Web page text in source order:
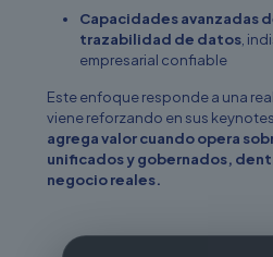
Capacidades avanzadas
trazabilidad de datos ,
empresarial confiable
Este enfoque responde a una
viene reforzando en sus
agrega valor cuando opera
unificados y gobernados,
negocio reales.